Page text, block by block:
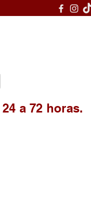
a 72 horas.